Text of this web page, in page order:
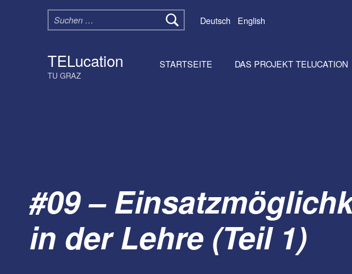
TELucation
TU GRAZ
STARTSEITE DAS PROJEKT TELUCATION
Suchen nach:
Deutsch
English
#09 –
in der Lehre (Teil 1)